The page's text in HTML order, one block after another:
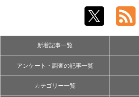
新着記事一覧
アンケート・調査の記事一覧
カテゴリー一覧